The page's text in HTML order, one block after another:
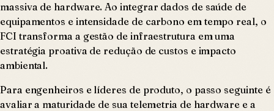
massiva de hardware. Ao integrar dados de saúde de
equipamentos e intensidade de carbono em tempo real, o
FCI transforma a gestão de infraestrutura em uma
estratégia proativa de redução de custos e impacto
ambiental.
Para engenheiros e líderes de produto, o passo seguinte é
avaliar a maturidade de sua telemetria de hardware e a